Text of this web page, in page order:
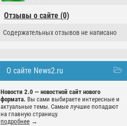
Отзывы о сайте (0)
Содержательных отзывов не написано
О сайте News2.ru
Новости 2.0 — новостной сайт нового
формата. Вы сами выбираете интересные и
актуальные темы. Самые лучшие попадают
на главную страницу.
подробнее →